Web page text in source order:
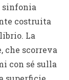
sinfonia
costruita
La
che scorreva
con sé sulla